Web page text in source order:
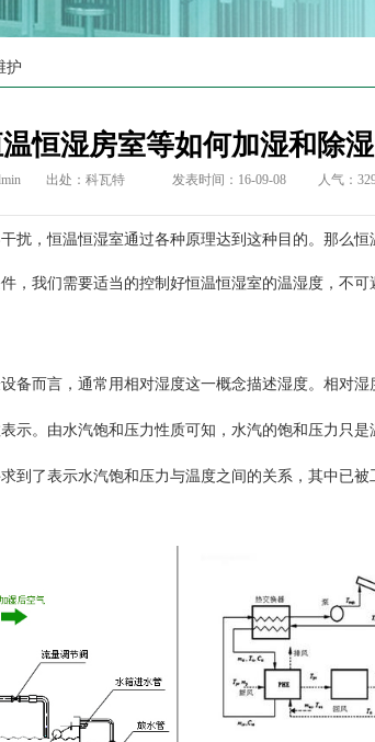
护
恒湿房室等如何加湿和除湿
出处： 科瓦特 发表时间：16-09-08 人气：
，恒温恒湿室通过各种原理达到这种目的。那么恒
，我们需要适当的控制好恒温恒湿室的温湿度，不
而言，通常用相对湿度这一概念描述湿度。相对湿
示。由水汽饱和压力性质可知，水汽的饱和压力只
到了表示水汽饱和压力与温度之间的关系，其中已